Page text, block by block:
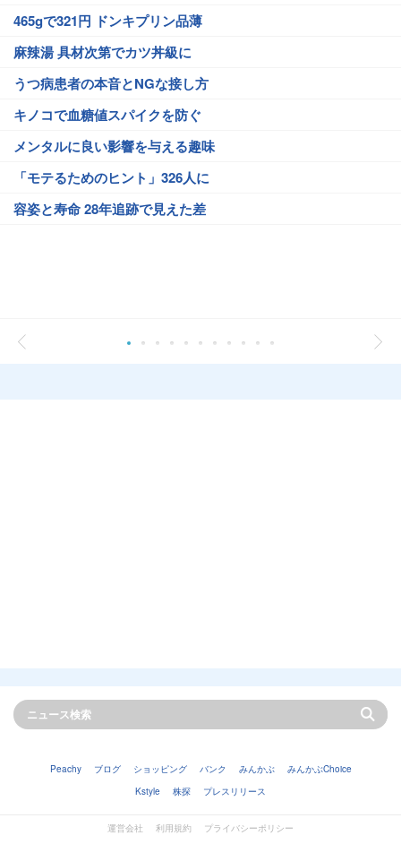
465gで321円 ドンキプリン品薄
麻辣湯 具材次第でカツ丼級に
うつ病患者の本音とNGな接し方
キノコで血糖値スパイクを防ぐ
メンタルに良い影響を与える趣味
「モテるためのヒント」326人に
容姿と寿命 28年追跡で見えた差
Peachy ブログ ショッピング バンク みんかぶ
みんかぶChoice
Kstyle
株探 プレスリリース
運営会社 利用規約 プライバシーポリシー